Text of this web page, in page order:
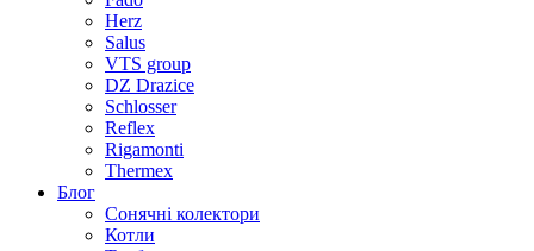
Herz
Salus
VTS group
DZ Drazice
Schlosser
Reflex
Rigamonti
Thermex
Блог
Сонячні колектори
Котли